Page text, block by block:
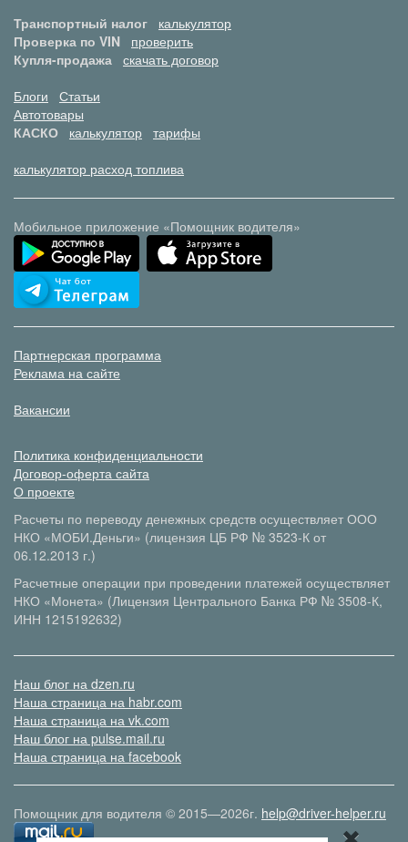
Транспортный налог
калькулятор
Проверка по VIN
проверить
Купля-продажа скачать договор
Блоги
Статьи
Автотовары
КАСКО
калькулятор тарифы
калькулятор расход топлива
Мобильное приложение «Помощник водителя»
Партнерская программа
Реклама на сайте
Вакансии
Политика конфиденциальности
Договор-оферта сайта
О проекте
Расчеты по переводу денежных средств осуществляет ООО
НКО «МОБИ.Деньги» (лицензия ЦБ РФ № 3523-К от
06.12.2013 г.)
Расчетные операции при проведении платежей осуществляет
НКО «Монета» (Лицензия Центрального Банка РФ № 3508-К,
ИНН 1215192632)
Наш блог на dzen.ru
Наша страница на habr.com
Наша страница на vk.com
Наш блог на pulse.mail.ru
Наша страница на facebook
Помощник для водителя © 2015—2026г. help@driver-helper.ru